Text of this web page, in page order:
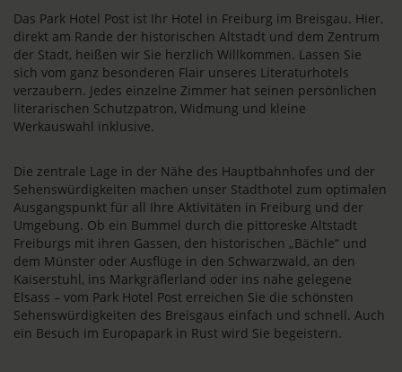
Das Park Hotel Post ist Ihr Hotel in Freiburg im Breisgau. Hier,
direkt am Rande der historischen Altstadt und dem Zentrum
der Stadt, heißen wir Sie herzlich Willkommen. Lassen Sie
sich vom ganz besonderen Flair unseres Literaturhotels
verzaubern. Jedes einzelne Zimmer hat seinen persönlichen
literarischen Schutzpatron, Widmung und kleine
Werkauswahl inklusive.
Die zentrale Lage in der Nähe des Hauptbahnhofes und der
Sehenswürdigkeiten machen unser Stadthotel zum optimalen
Ausgangspunkt für all Ihre Aktivitäten in Freiburg und der
Umgebung. Ob ein Bummel durch die pittoreske Altstadt
Freiburgs mit ihren Gassen, den historischen „Bächle“ und
dem Münster oder Ausflüge in den Schwarzwald, an den
Kaiserstuhl, ins Markgräflerland oder ins nahe gelegene
Elsass – vom Park Hotel Post erreichen Sie die schönsten
Sehenswürdigkeiten des Breisgaus einfach und schnell. Auch
ein Besuch im Europapark in Rust wird Sie begeistern.